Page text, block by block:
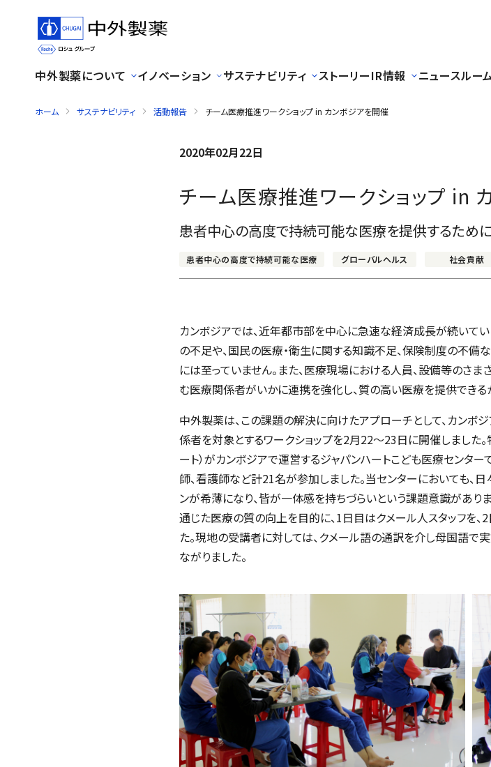
中外製薬について イノベーション サステナビリティ ストーリーIR情報 ニュースルー
ホーム サステナビリティ 活動報告 チーム医療推進ワークショップ in カンボジアを開催
2020年02月22日
チーム医療推進ワークショップ in
患者中心の高度で持続可能な医療を提供するために
患者中心の高度で持続可能な医療 グローバルヘルス 社会貢献
カンボジアでは、近年都市部を中心に急速な経済成長が続いてい
の不足や、国民の医療・衛生に関する知識不足、保険制度の不備
には至っていません。また、医療現場における人員、設備等のさ
む医療関係者がいかに連携を強化し、質の高い医療を提供できる
中外製薬は、この課題の解決に向けたアプローチとして、カンボ
係者を対象とするワークショップを2月22～23日に開催しました
ート）がカンボジアで運営するジャパンハートこども医療センタ
師、看護師など計21名が参加しました。当センターにおいても、
ンが希薄になり、皆が一体感を持ちづらいという課題意識があり
通じた医療の質の向上を目的に、1日目はクメール人スタッフを
た。現地の受講者に対しては、クメール語の通訳を介し母国語で
ながりました。